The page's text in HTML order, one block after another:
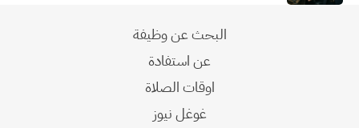
البحث عن وظيفة
عن استفادة
اوقات الصلاة
غوغل نيوز